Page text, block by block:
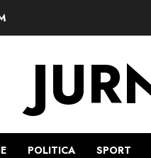
POLITICA SPORT